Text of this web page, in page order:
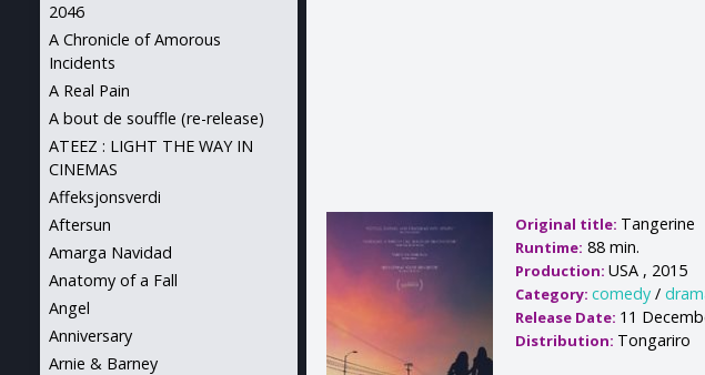
Original title: Tangerine
Runtime: 88 min.
Production:USA , 2015
Category:comedy /
Release Date: 11
Distribution: Tongariro
2046
A Chronicle of Amorous
Incidents
A Real Pain
A bout de souffle (re-release)
ATEEZ : LIGHT THE WAY IN
CINEMAS
Affeksjonsverdi
Aftersun
Amarga Navidad
Anatomy of a Fall
Angel
Anniversary
Arnie & Barney